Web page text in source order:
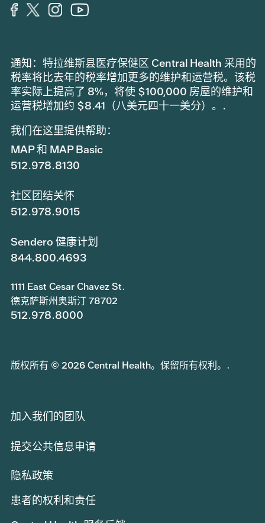
通知：特拉维斯县医疗保健区 Central Health 采用的
税率将比去年的税率增加更多的维护和运营税。该税
率实际上提高了 8%，将使 $100,000 房屋的维护和
运营税增加约 $8.41（八美元四十一美分）。.
我们在这里提供帮助：
MAP 和 MAP Basic
512.978.8130
社区团结关怀
512.978.9015
Sendero 健康计划
844.800.4693
1111 East Cesar Chavez St.
德克萨斯州奥斯汀 78702
512.978.8000
版权所有 © 2026 Central Health。保留所有权利。.
加入我们的团队
提交公共信息申请
隐私政策
患者的权利和责任